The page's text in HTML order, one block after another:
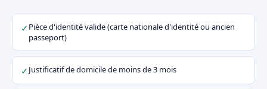
✓ Pièce d'identité valide (carte nationale d'identité ou ancien
passeport)
✓Justificatif de domicile de moins de 3 mois